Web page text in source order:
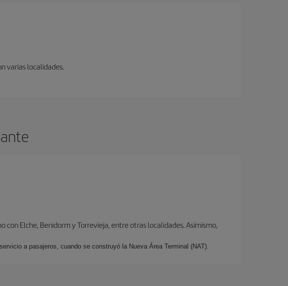
varias localidades.
Elche, Benidorm y Torrevieja, entre otras localidades. Asímismo,
a pasajeros, cuando se construyó la Nueva Área Terminal (NAT).